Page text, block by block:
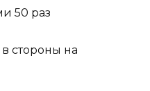
50 раз
стороны на